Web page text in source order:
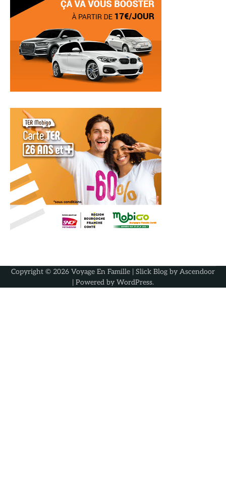
Copyright © 2026 Voyage En Famille | Slick Blog by Ascendoor
| Powered by WordPress.